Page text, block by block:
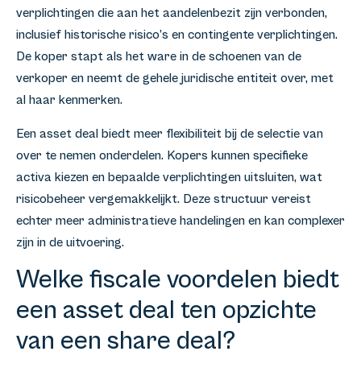
verplichtingen die aan het aandelenbezit zijn verbonden,
inclusief historische risico’s en contingente verplichtingen.
De koper stapt als het ware in de schoenen van de
verkoper en neemt de gehele juridische entiteit over, met
al haar kenmerken.
Een asset deal biedt meer flexibiliteit bij de selectie van
over te nemen onderdelen. Kopers kunnen specifieke
activa kiezen en bepaalde verplichtingen uitsluiten, wat
risicobeheer vergemakkelijkt. Deze structuur vereist
echter meer administratieve handelingen en kan complexer
zijn in de uitvoering.
Welke fiscale voordelen biedt
een asset deal ten opzichte
van een share deal?